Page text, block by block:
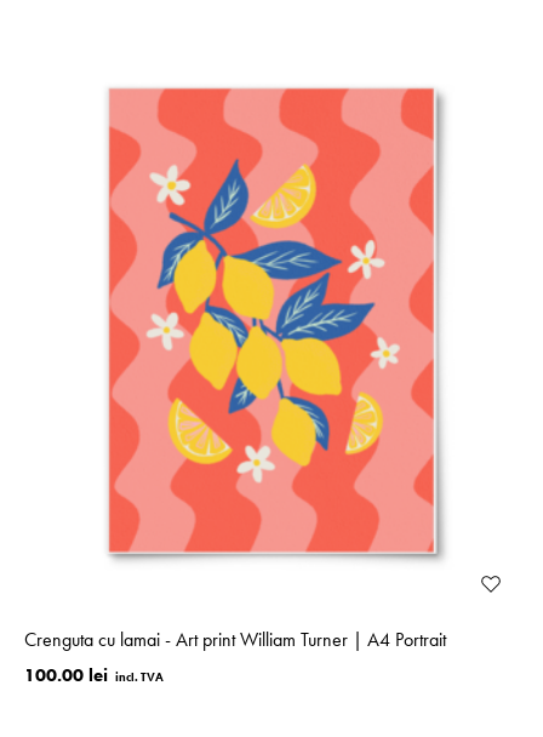
Crenguta cu lamai - Art print William Turner | A4 Portrait
100.00 lei